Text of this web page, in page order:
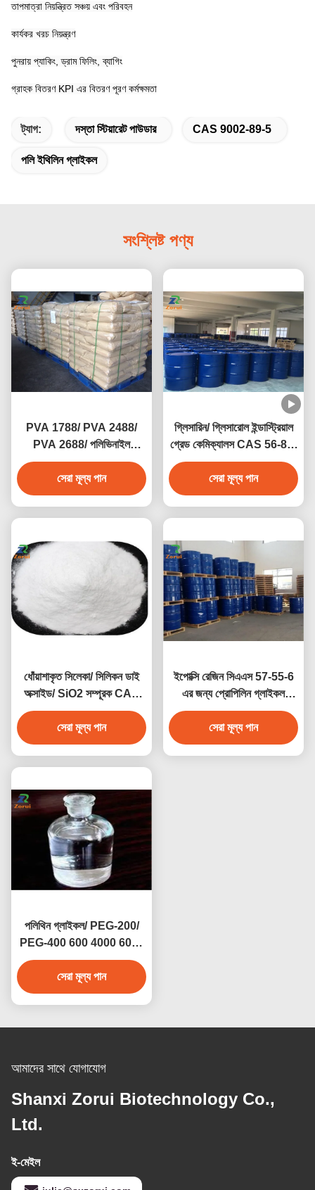
তাপমাত্রা নিয়ন্ত্রিত সঞ্চয় এবং পরিবহন
কার্যকর খরচ নিয়ন্ত্রণ
পুনরায় প্যাকিং, ড্রাম ফিলিং, ব্যাগিং
গ্রাহক বিতরণ KPI এর বিতরণ পূরণ কর্মক্ষমতা
ট্যাগ: দস্তা স্টিয়ারেট পাউডার CAS 9002-89-5
পলি ইথিলিন গ্লাইকল
সংশ্লিষ্ট পণ্য
PVA 1788/ PVA 2488/
PVA 2688/ পলিভিনাইল
অ্যালকোহল CAS 9002-89-5
সেরা মূল্য পান
গ্লিসারিন/ গ্লিসারোল ইন্ডাস্ট্রিয়াল
গ্রেড কেমিক্যালস CAS 56-81-
5
সেরা মূল্য পান
ধোঁয়াশাকৃত সিলেকা/ সিলিকন ডাই
অক্সাইড/ SiO2 সম্পূরক CAS
7631-86-9 E551
সেরা মূল্য পান
ইপোক্সি রেজিন সিএএস 57-55-6
এর জন্য প্রোপিলিন গ্লাইকল
ইন্ডাস্ট্রিয়াল গ্রেড কেমিক্যালস পিজি
সেরা মূল্য পান
পলিথিন গ্লাইকল/ PEG-200/
PEG-400 600 4000 6000
8000 CAS 25322-68-3
সেরা মূল্য পান
আমাদের সাথে যোগাযোগ
Shanxi Zorui Biotechnology Co.,
Ltd.
ই-মেইল